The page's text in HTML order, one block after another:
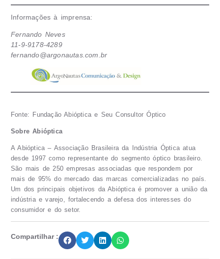
Informações à imprensa:
Fernando Neves
11-9-9178-4289
fernando@argonautas.com.br
Fonte: Fundação Abióptica e Seu Consultor Óptico
Sobre Abióptica
A Abióptica – Associação Brasileira da Indústria Óptica atua
desde 1997 como representante do segmento óptico brasileiro.
São mais de 250 empresas associadas que respondem por
mais de 95% do mercado das marcas comercializadas no país.
Um dos principais objetivos da Abióptica é promover a união da
indústria e varejo, fortalecendo a defesa dos interesses do
consumidor e do setor.
Compartilhar :